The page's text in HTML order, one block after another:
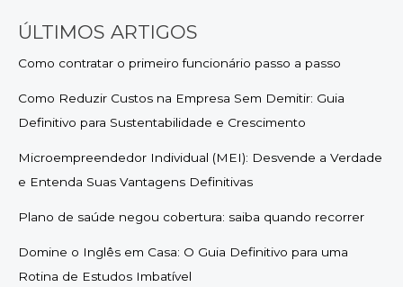
ÚLTIMOS ARTIGOS
Como contratar o primeiro funcionário passo a passo
Como Reduzir Custos na Empresa Sem Demitir: Guia
Definitivo para Sustentabilidade e Crescimento
Microempreendedor Individual (MEI): Desvende a Verdade
e Entenda Suas Vantagens Definitivas
Plano de saúde negou cobertura: saiba quando recorrer
Domine o Inglês em Casa: O Guia Definitivo para uma
Rotina de Estudos Imbatível